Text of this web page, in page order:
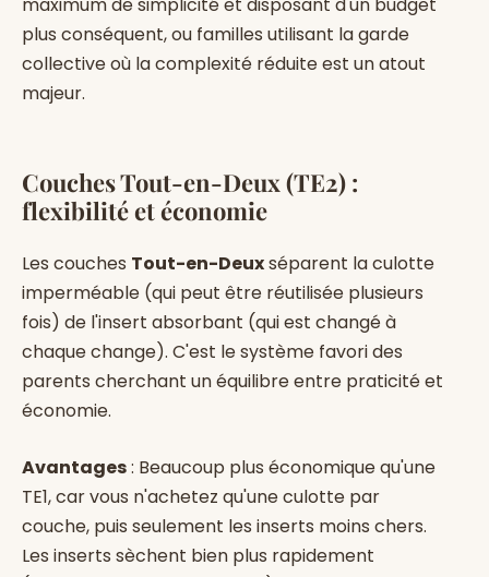
plus conséquent, ou familles utilisant la garde
collective où la complexité réduite est un atout
majeur.
Couches Tout-en-Deux (TE2) :
flexibilité et économie
Les couches Tout-en-Deuxséparent la culotte
imperméable (qui peut être réutilisée plusieurs
fois) de l'insert absorbant (qui est changé à
chaque change). C'est le système favori des
parents cherchant un équilibre entre praticité et
économie.
Avantages: Beaucoup plus économique qu'une
TE1, car vous n'achetez qu'une culotte par
couche, puis seulement les inserts moins chers.
Les inserts sèchent bien plus rapidement